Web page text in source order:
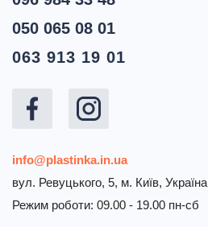
info@plastinka.in.ua
вул. Ревуцького, 5, м. Київ, Україна
Режим роботи: 09.00 - 19.00 пн-сб
050 065 08 01
063 913 19 01